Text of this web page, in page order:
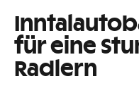
für eine
Radlern